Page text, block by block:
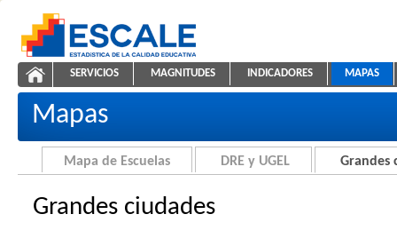
ESCALE - Unidad de Estadística Educativa
Grandes ciudades
NAVEGACIÓN
SERVICIOS MAGNITUDES INDICADORES MAPAS
Mapas
Mapa de Escuelas DRE y UGEL Grandes
Grandes ciudades